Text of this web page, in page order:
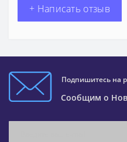
+ Написать отзыв
Подпишитесь на
Сообщим о